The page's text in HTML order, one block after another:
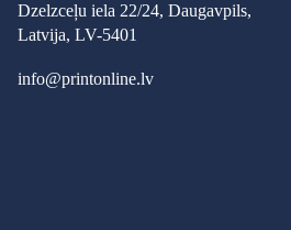
Dzelzceļu iela 22/24, Daugavpils,
Latvija, LV-5401
info@printonline.lv